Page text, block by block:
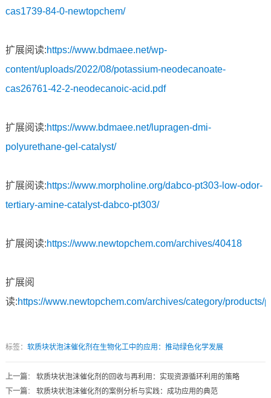
cas1739-84-0-newtopchem/
扩展阅读:https://www.bdmaee.net/wp-
content/uploads/2022/08/potassium-neodecanoate-
cas26761-42-2-neodecanoic-acid.pdf
扩展阅读:https://www.bdmaee.net/lupragen-dmi-
polyurethane-gel-catalyst/
扩展阅读:https://www.morpholine.org/dabco-pt303-low-odor-
tertiary-amine-catalyst-dabco-pt303/
扩展阅读:https://www.newtopchem.com/archives/40418
扩展阅
读:https://www.newtopchem.com/archives/category/products/
标签： 软质块状泡沫催化剂在生物化工中的应用：推动绿色化学发展
上一篇： 软质块状泡沫催化剂的回收与再利用：实现资源循环利用的策略
下一篇： 软质块状泡沫催化剂的案例分析与实践：成功应用的典范